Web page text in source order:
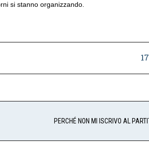
si stanno organizzando.
PERCHÉ NON MI ISCRIVO AL